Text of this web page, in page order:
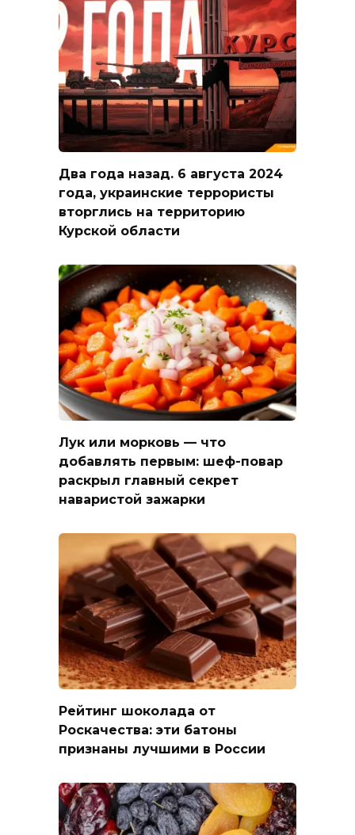
Два года назад. 6 августа 2024
года, украинские террористы
вторглись на территорию
Курской области
Лук или морковь — что
добавлять первым: шеф-повар
раскрыл главный секрет
наваристой зажарки
Рейтинг шоколада от
Роскачества: эти батоны
признаны лучшими в России